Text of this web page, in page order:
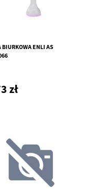
BIURKOWA ENLI AS
zł